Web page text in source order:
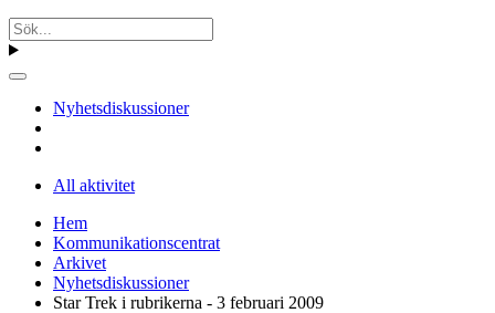
Nyhetsdiskussioner
All aktivitet
Hem
Kommunikationscentrat
Arkivet
Nyhetsdiskussioner
Star Trek i rubrikerna - 3 februari 2009